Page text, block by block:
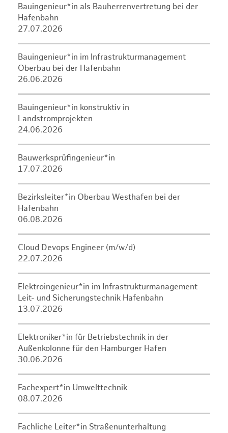
Bauingenieur*in als Bauherrenvertretung bei der
Hafenbahn
27.07.2026
Bauingenieur*in im Infrastrukturmanagement
Oberbau bei der Hafenbahn
26.06.2026
Bauingenieur*in konstruktiv in
Landstromprojekten
24.06.2026
Bauwerksprüfingenieur*in
17.07.2026
Bezirksleiter*in Oberbau Westhafen bei der
Hafenbahn
06.08.2026
Cloud Devops Engineer (m/w/d)
22.07.2026
Elektroingenieur*in im Infrastrukturmanagement
Leit- und Sicherungstechnik Hafenbahn
13.07.2026
Elektroniker*in für Betriebstechnik in der
Außenkolonne für den Hamburger Hafen
30.06.2026
Fachexpert*in Umwelttechnik
08.07.2026
Fachliche Leiter*in Straßenunterhaltung